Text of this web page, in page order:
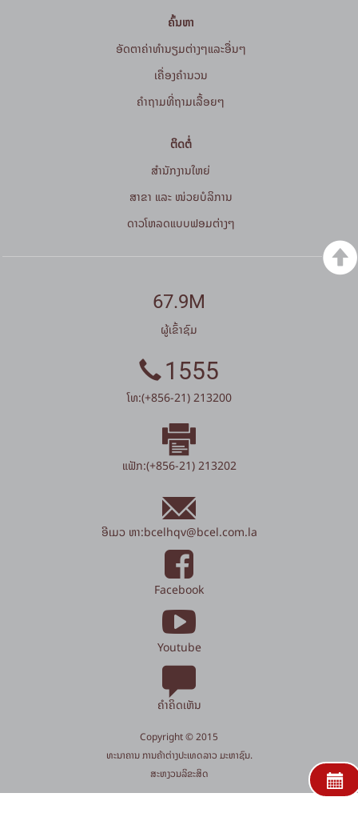
ຄົ້ນຫາ
ອັດຕາຄ່າທຳນຽມຕ່າງໆແລະອື່ນໆ
ເຄື່ອງຄຳນວນ
ຄໍາຖາມທີ່ຖາມເລື້ອຍໆ
ຕິດຕໍ່
ສໍານັກງານໃຫຍ່
ສາຂາ ແລະ ໜ່ວຍບໍລິການ
ດາວໂຫລດແບບຟອມຕ່າງໆ
67.9M
ຜູ້ເຂົ້າຊົມ
1555
ໂທ:(+856-21) 213200
ແຟັກ:(+856-21) 213202
ອີເມວ ຫາ:bcelhqv@bcel.com.la
Facebook
Youtube
ຄຳຄິດເຫັນ
Copyright © 2015
​ທະນາຄານ ການຄ້າຕ່າງປະເທດລາວ ມະຫາຊົນ.
​ສະ​ຫງວນ​ລິ​ຂະ​ສິດ